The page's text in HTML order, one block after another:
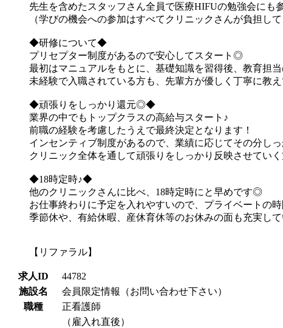
先生を含めたスタッフさん全員で医療HIFUの勉強会にも
（学びの機会への参加はすべてクリニックさんが負担し
◆研修について◆
プリセプター制度があるので安心してスタート◎
最初はマニュアルをもとに、基礎知識を習得後、教育担
未経験で入職されている方も、先輩方が優しく丁寧に教
◆頑張りをしっかり還元◎◆
業界の中でもトップクラスの高給与スタート♪
前職の経験を考慮したうえで最終決定となります！
インセンティブ制度があるので、業績に応じてその分し
クリニック全体を通して頑張りをしっかり反映させてい
◆18時定時♪◆
他のクリニックさんに比べ、18時定時にと早めです◎
お仕事終わりに予定を入れやすいので、プライベートの
季節休や、有給休暇、産休育休等のお休みの面も充実し
【リファラル】
求人ID
44782
施設名
会員限定情報（お問い合わせ下さい）
職種
正看護師
（雇入れ直後）